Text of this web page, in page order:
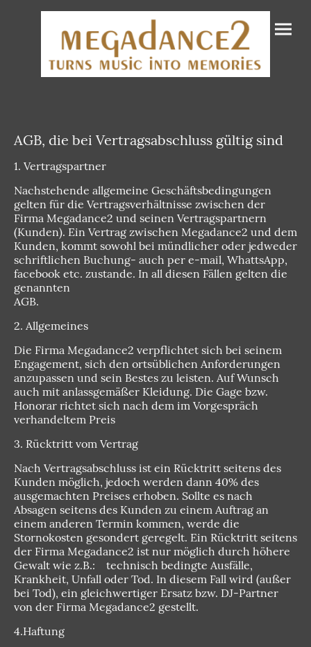
AGB, die bei Vertragsabschluss gültig sind
1. Vertragspartner
Nachstehende allgemeine Geschäftsbedingungen
gelten für die Vertragsverhältnisse zwischen der
Firma Megadance2 und seinen Vertragspartnern
(Kunden). Ein Vertrag zwischen Megadance2 und dem
Kunden, kommt sowohl bei mündlicher oder jedweder
schriftlichen Buchung- auch per e-mail, WhattsApp,
facebook etc. zustande. In all diesen Fällen gelten die
genannten
AGB.
2. Allgemeines
Die Firma Megadance2 verpflichtet sich bei seinem
Engagement, sich den ortsüblichen Anforderungen
anzupassen und sein Bestes zu leisten. Auf Wunsch
auch mit anlassgemäßer Kleidung. Die Gage bzw.
Honorar richtet sich nach dem im Vorgespräch
verhandeltem Preis
3. Rücktritt vom Vertrag
Nach Vertragsabschluss ist ein Rücktritt seitens des
Kunden möglich, jedoch werden dann 40% des
ausgemachten Preises erhoben. Sollte es nach
Absagen seitens des Kunden zu einem Auftrag an
einem anderen Termin kommen, werde die
Stornokosten gesondert geregelt. Ein Rücktritt seitens
der Firma Megadance2 ist nur möglich durch höhere
Gewalt wie z.B.: technisch bedingte Ausfälle,
Krankheit, Unfall oder Tod. In diesem Fall wird (außer
bei Tod), ein gleichwertiger Ersatz bzw. DJ-Partner
von der Firma Megadance2 gestellt.
4.Haftung